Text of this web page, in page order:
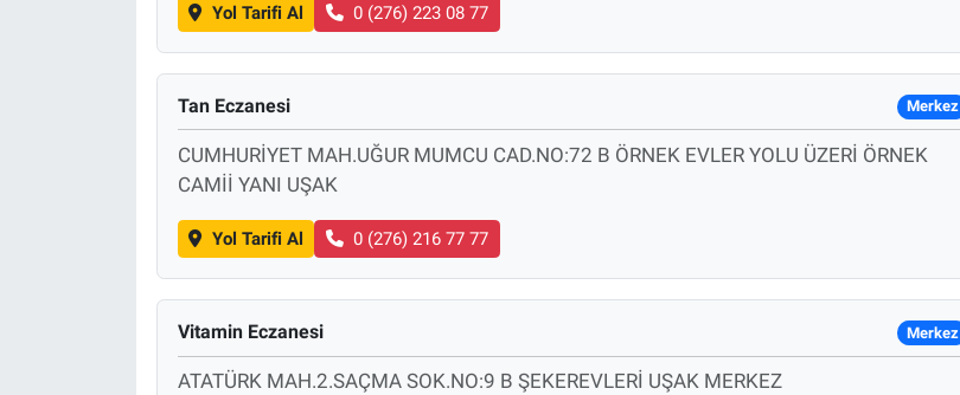
Yol Tarifi Al 0 (276) 223 08 77
Tan Eczanesi Merkez
CUMHURİYET MAH.UĞUR MUMCU CAD.NO:72 B ÖRNEK EVLER YOLU ÜZERİ ÖRNEK
CAMİİ YANI UŞAK
Yol Tarifi Al 0 (276) 216 77 77
Vitamin Eczanesi Merkez
ATATÜRK MAH.2.SAÇMA SOK.NO:9 B ŞEKEREVLERİ UŞAK MERKEZ